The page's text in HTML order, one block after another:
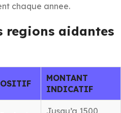
chaque annee.
regions aidantes
MONTANT
INDICATIF
Jusqu’a 1500